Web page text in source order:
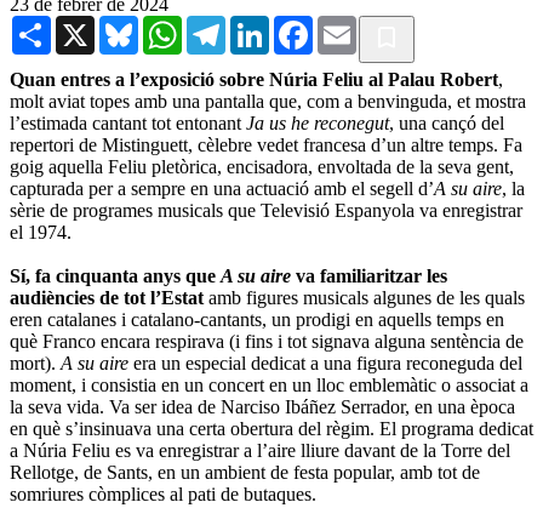
Share X BlueskyWhatsAppTelegramLinkedInFacebook
Email
Quan entres a l’exposició sobre Núria Feliu al Palau Robert,
molt aviat topes amb una pantalla que, com a benvinguda, et mostra
l’estimada cantant tot entonant Ja us he reconegut, una cançó del
repertori de Mistinguett, cèlebre vedet francesa d’un altre temps. Fa
goig aquella Feliu pletòrica, encisadora, envoltada de la seva gent,
capturada per a sempre en una actuació amb el segell d’A su aire, la
sèrie de programes musicals que Televisió Espanyola va enregistrar
el 1974.
Sí, fa cinquanta anys que A su aire va familiaritzar les
audiències de tot l’Estat amb figures musicals algunes de les quals
eren catalanes i catalano-cantants, un prodigi en aquells temps en
què Franco encara respirava (i fins i tot signava alguna sentència de
mort). A su aire era un especial dedicat a una figura reconeguda del
moment, i consistia en un concert en un lloc emblemàtic o associat a
la seva vida. Va ser idea de Narciso Ibáñez Serrador, en una època
en què s’insinuava una certa obertura del règim. El programa dedicat
a Núria Feliu es va enregistrar a l’aire lliure davant de la Torre del
Rellotge, de Sants, en un ambient de festa popular, amb tot de
somriures còmplices al pati de butaques.